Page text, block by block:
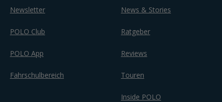
Newsletter
POLO Club
POLO App
Fahrschulbereich
News & Stories
Ratgeber
Reviews
Touren
Inside POLO